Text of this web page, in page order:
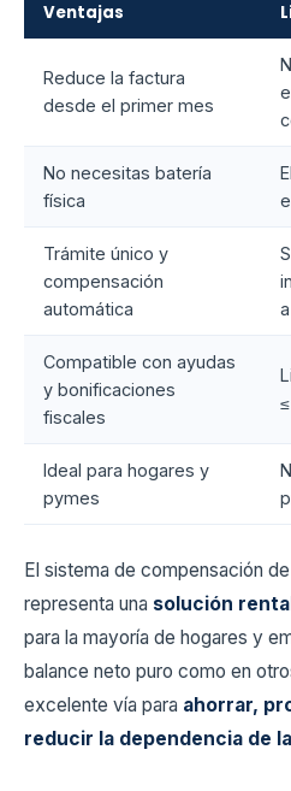
Ventajas
Reduce la factura
desde el primer mes
No necesitas batería
física
Trámite único y
compensación
automática
Compatible con ayudas
y bonificaciones
fiscales
Ideal para hogares y
pymes
El sistema de compensación
representa una solución
para la mayoría de hogares y
balance neto puro como en
excelente vía para ahorrar,
reducir la dependencia de